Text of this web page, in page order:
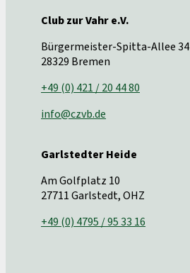
Club zur Vahr e.V.
Bürgermeister-Spitta-Allee 34
28329 Bremen
+49 (0) 421 / 20 44 80
info@czvb.de
Garlstedter Heide
Am Golfplatz 10
27711 Garlstedt, OHZ
+49 (0) 4795 / 95 33 16